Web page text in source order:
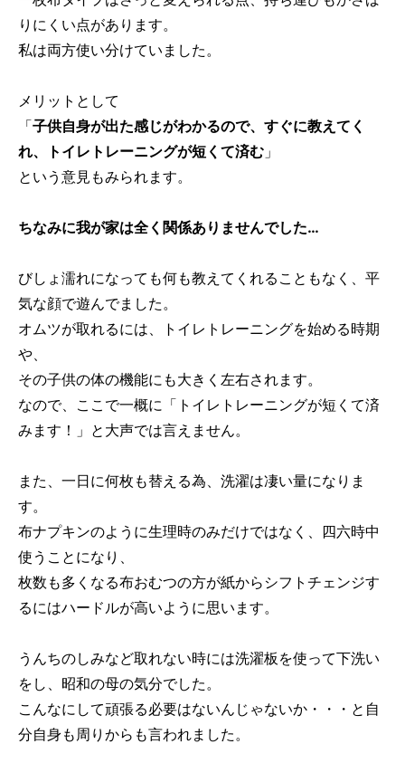
りにくい点があります。
私は両方使い分けていました。
メリットとして
「子供自身が出た感じがわかるので、すぐに教えてく
れ、トイレトレーニングが短くて済む 」
という意見もみられます。
ちなみに我が家は全く関係ありませんでした…
びしょ濡れになっても何も教えてくれることもなく、平
気な顔で遊んでました。
オムツが取れるには、トイレトレーニングを始める時期
や、
その子供の体の機能にも大きく左右されます。
なので、ここで一概に「トイレトレーニングが短くて済
みます！」と大声では言えません。
また、一日に何枚も替える為、洗濯は凄い量になりま
す。
布ナプキンのように生理時のみだけではなく、四六時中
使うことになり、
枚数も多くなる布おむつの方が紙からシフトチェンジす
るにはハードルが高いように思います。
うんちのしみなど取れない時には洗濯板を使って下洗い
をし、昭和の母の気分でした。
こんなにして頑張る必要はないんじゃないか・・・と自
分自身も周りからも言われました。